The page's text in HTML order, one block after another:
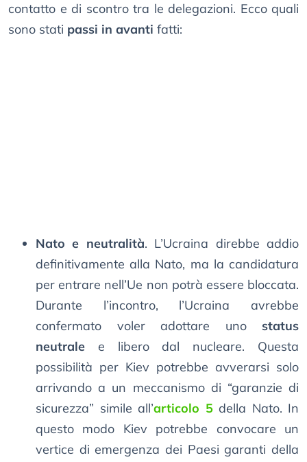
contatto e di scontro tra le delegazioni. Ecco quali
sono stati passi in avanti fatti:
Nato e neutralità. L’Ucraina direbbe addio
definitivamente alla Nato, ma la candidatura
per entrare nell’Ue non potrà essere bloccata.
Durante l’incontro, l’Ucraina avrebbe
confermato voler adottare uno status
neutrale e libero dal nucleare. Questa
possibilità per Kiev potrebbe avverarsi solo
arrivando a un meccanismo di “garanzie di
sicurezza” simile all’articolo 5della Nato. In
questo modo Kiev potrebbe convocare un
vertice di emergenza dei Paesi garanti della